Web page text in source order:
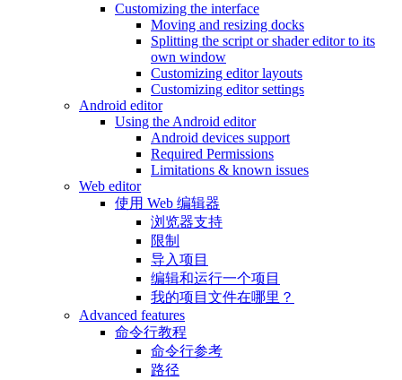
Customizing the interface
Moving and resizing docks
Splitting the script or shader editor to its
own window
Customizing editor layouts
Customizing editor settings
Android editor
Using the Android editor
Android devices support
Required Permissions
Limitations & known issues
Web editor
使用 Web 编辑器
浏览器支持
限制
导入项目
编辑和运行一个项目
我的项目文件在哪里？
Advanced features
命令行教程
命令行参考
路径